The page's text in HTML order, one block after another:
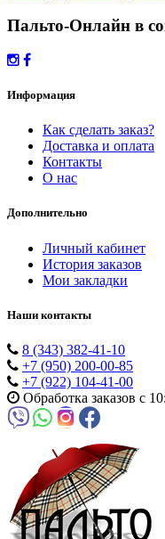
Пальто-Онлайн в
Информация
Как сделать заказ?
Доставка и оплата
Контакты
О нас
Дополнительно
Личный кабинет
История заказов
Мои закладки
Наши контакты
8 (343) 382-41-10
+7 (950) 200-00-85
+7 (922) 104-41-00
Обработка заказов с